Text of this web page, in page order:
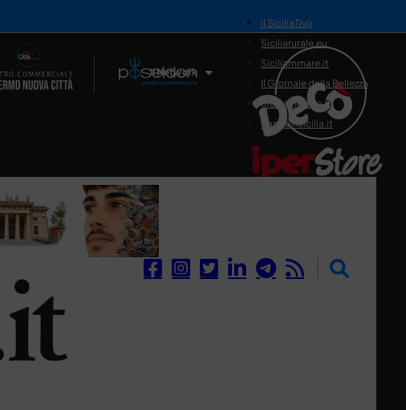
Il Network
il SiciliaTivù
Siciliarurale.eu
Siciliammare.it
Il Giornale della Bellezza
Siciliamedica.it
Sanitainsicilia.it